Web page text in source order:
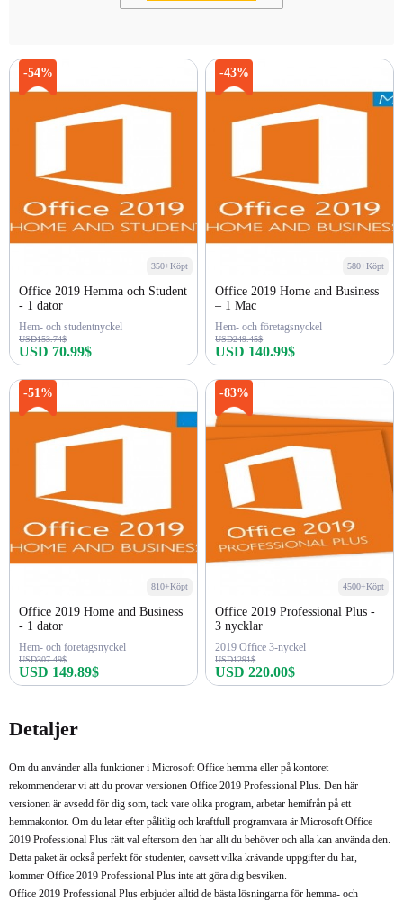
-54%
350+Köpt
Office 2019 Hemma och Student
- 1 dator
Hem- och studentnyckel
USD153.74$
USD 70.99$
-43%
580+Köpt
Office 2019 Home and Business
– 1 Mac
Hem- och företagsnyckel
USD249.45$
USD 140.99$
-51%
810+Köpt
Office 2019 Home and Business
- 1 dator
Hem- och företagsnyckel
USD307.49$
USD 149.89$
-83%
4500+Köpt
Office 2019 Professional Plus -
3 nycklar
2019 Office 3-nyckel
USD1291$
USD 220.00$
Detaljer
Om du använder alla funktioner i Microsoft Office hemma eller på kontoret
rekommenderar vi att du provar versionen Office 2019 Professional Plus. Den här
versionen är avsedd för dig som, tack vare olika program, arbetar hemifrån på ett
hemmakontor. Om du letar efter pålitlig och kraftfull programvara är Microsoft Office
2019 Professional Plus rätt val eftersom den har allt du behöver och alla kan använda den.
Detta paket är också perfekt för studenter, oavsett vilka krävande uppgifter du har,
kommer Office 2019 Professional Plus inte att göra dig besviken.
Office 2019 Professional Plus erbjuder alltid de bästa lösningarna för hemma- och